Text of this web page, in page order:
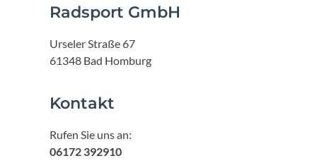
Radsport GmbH
Urseler Straße 67
61348 Bad Homburg
Kontakt
Rufen Sie uns an:
06172 392910